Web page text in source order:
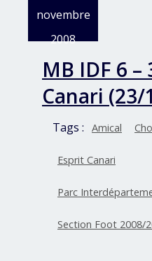
novembre
2008
MB IDF 6 –
Canari (23/
Tags : Amical
Esprit Canari
Parc
Section Foot 2008/